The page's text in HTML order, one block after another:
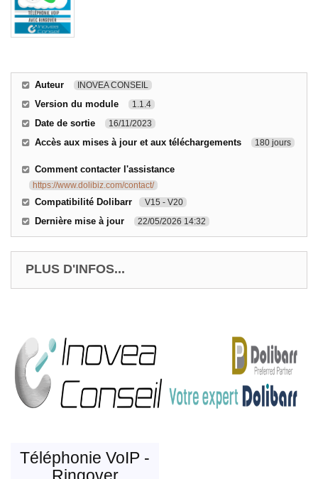
Auteur INOVEA CONSEIL
Version du module 1.1.4
Date de sortie 16/11/2023
Accès aux mises à jour et aux téléchargements 180 jours
Comment contacter l'assistance
https://www.dolibiz.com/contact/
Compatibilité Dolibarr V15 - V20
Dernière mise à jour 22/05/2026 14:32
PLUS D'INFOS...
Téléphonie VoIP -